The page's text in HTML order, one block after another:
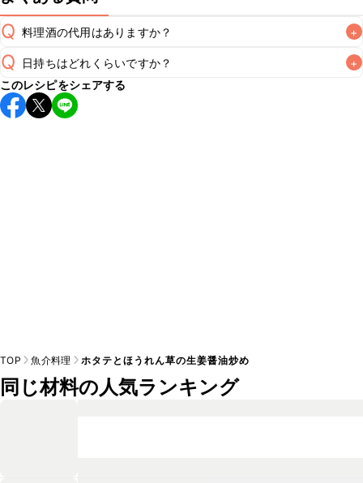
Q 料理酒の代用はありますか？ +
A
Q 日持ちはどれくらいですか？ +
保存期間は冷蔵で翌日中が目安です。なるべくお早めにお召
し上がりください。
このレシピをシェアする
TOP 魚介料理 ホタテとほうれん草の生姜醤油炒め
同じ材料の人気ランキング